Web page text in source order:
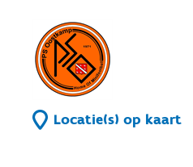
Locatie(s) op kaart